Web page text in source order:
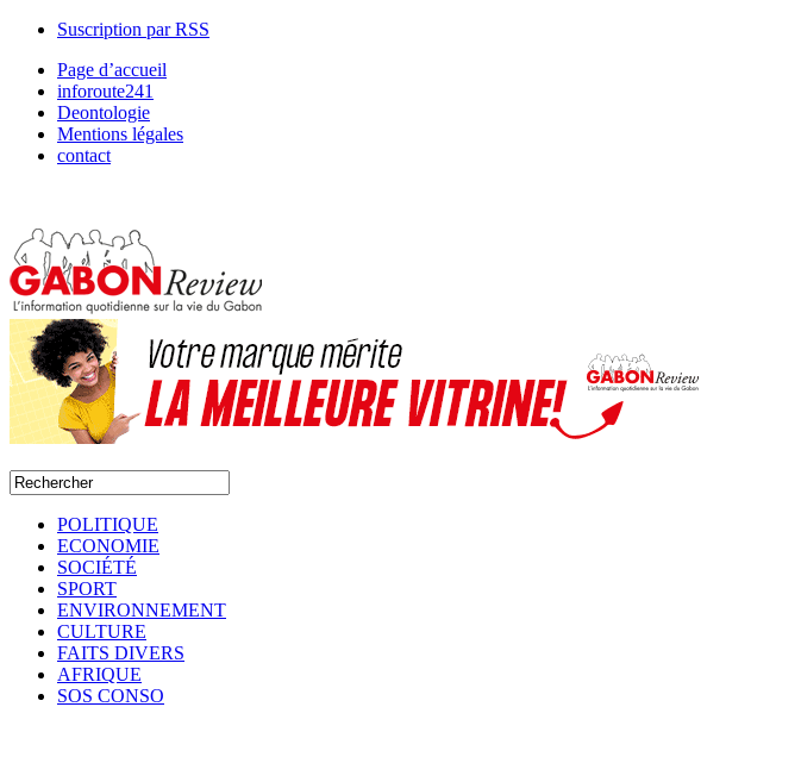
Suscription par RSS
Page d’accueil
inforoute241
Deontologie
Mentions légales
contact
POLITIQUE
ECONOMIE
SOCIÉTÉ
SPORT
ENVIRONNEMENT
CULTURE
FAITS DIVERS
AFRIQUE
SOS CONSO